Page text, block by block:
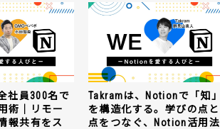
社員300名で
術｜リモー
報共有をス
Takramは、Notionで「知」
を構造化する。学びの点と
点をつなぐ、Notion活用法